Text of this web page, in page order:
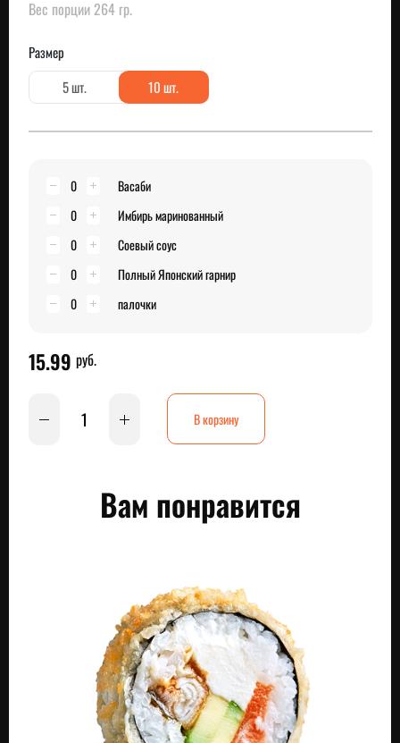
Вес порции 264 гр.
Размер
5 шт.
10 шт.
0
Васаби
0
Имбирь маринованный
0
Соевый соус
0
Полный Японский гарнир
0
палочки
15.99 руб.
В корзину
Вам понравится